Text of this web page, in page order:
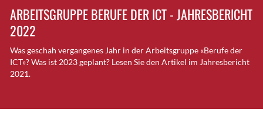
ARBEITSGRUPPE BERUFE DER ICT - JAHRESBERICHT
2022
Was geschah vergangenes Jahr in der Arbeitsgruppe «Berufe der
ICT»? Was ist 2023 geplant? Lesen Sie den Artikel im Jahresbericht
2021.